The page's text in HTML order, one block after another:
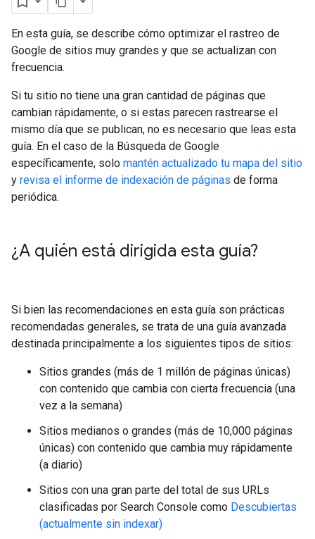
En esta guía, se describe cómo optimizar el rastreo de
Google de sitios muy grandes y que se actualizan con
frecuencia.
Si tu sitio no tiene una gran cantidad de páginas que
cambian rápidamente, o si estas parecen rastrearse el
mismo día que se publican, no es necesario que leas esta
guía. En el caso de la Búsqueda de Google
específicamente, solo mantén actualizado tu mapa del sitio
y revisa el informe de indexación de páginas de forma
periódica.
¿A quién está dirigida esta guía?
Si bien las recomendaciones en esta guía son prácticas
recomendadas generales, se trata de una guía avanzada
destinada principalmente a los siguientes tipos de sitios:
Sitios grandes (más de 1 millón de páginas únicas)
con contenido que cambia con cierta frecuencia (una
vez a la semana)
Sitios medianos o grandes (más de 10,000 páginas
únicas) con contenido que cambia muy rápidamente
(a diario)
Sitios con una gran parte del total de sus URLs
clasificadas por Search Console como Descubiertas
(actualmente sin indexar)